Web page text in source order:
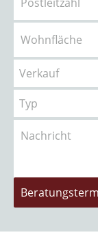
Verkauf
Typ